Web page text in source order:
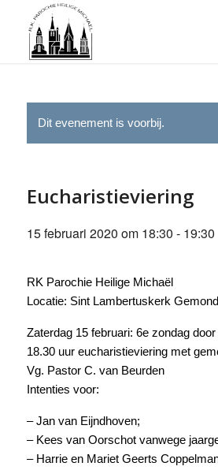
Dit evenement is voorbij.
Eucharistieviering
15 februari 2020 om 18:30 - 19:30
RK Parochie Heilige Michaël
Locatie: Sint Lambertuskerk
Zaterdag 15 februari: 6e zondag door
18.30 uur eucharistieviering met
Vg. Pastor C. van Beurden
Intenties voor:
– Jan van Eijndhoven;
– Kees van Oorschot vanwege
– Harrie en Mariet Geerts